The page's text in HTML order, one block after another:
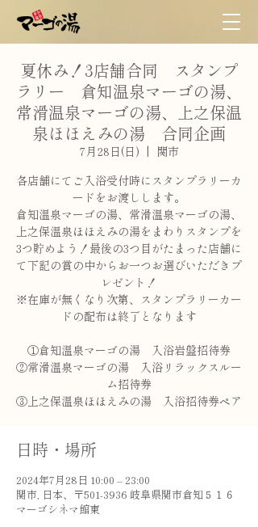
夏休み！3店舗合同 スタンプ
ラリー 倉知温泉マーゴの湯、
常滑温泉マーゴの湯、上之保温
泉ほほえみの湯 合同企画
7月28日(日)
  |
関市
各店舗にてご入浴受付時にスタンプラリーカ
ードをお渡しします。
倉知温泉マーゴの湯、常滑温泉マーゴの湯、
上之保温泉ほほえみの湯をまわりスタンプを
3つ貯めよう！最後の3つ目がたまった店舗に
て下記の賞の中からお一つお選びいただきプ
レゼント！
※在庫が無くなり次第、スタンプラリーカー
ドの配布は終了となります
①倉知温泉マーゴの湯 入浴岩盤招待券
②常滑温泉マーゴの湯 入浴リラックスルー
ム招待券
③上之保温泉ほほえみの湯 入浴招待券ペア
日時・場所
2024年7月28日 10:00 – 23:00
関市, 日本、〒501-3936 岐阜県関市倉知５１６
マーゴシネマ館東